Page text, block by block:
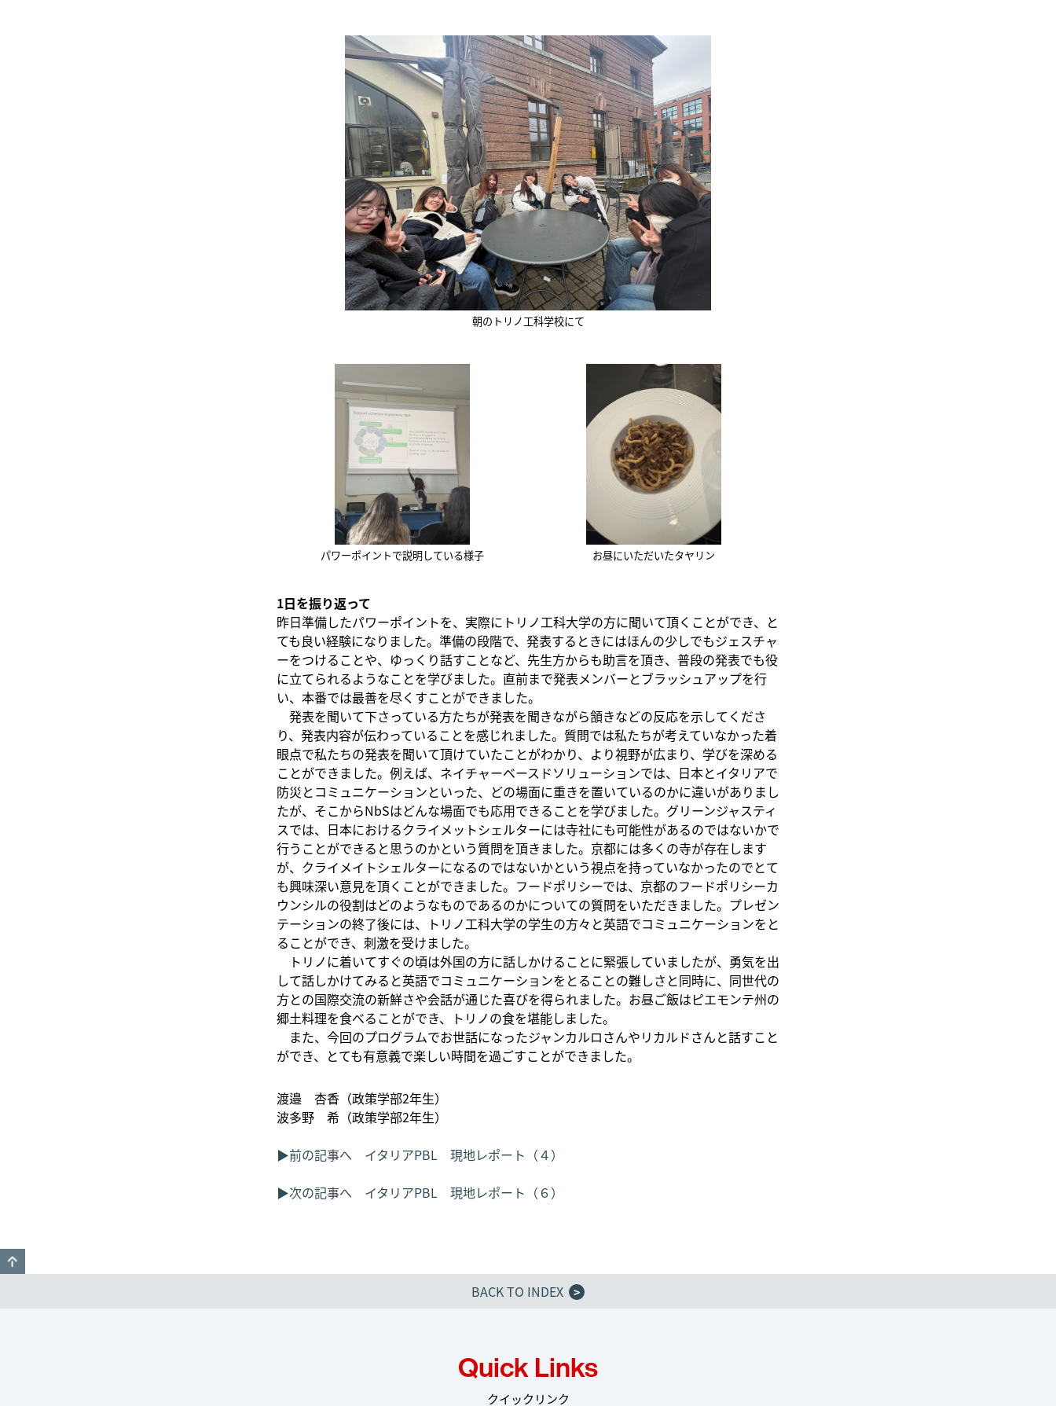
朝のトリノ工科学校にて
パワーポイントで説明している様子 お昼にいただいたタヤリン
1日を振り返って
昨日準備したパワーポイントを、実際にトリノ工科大学の方に聞いて頂くことができ、と
ても良い経験になりました。準備の段階で、発表するときにはほんの少しでもジェスチャ
ーをつけることや、ゆっくり話すことなど、先生方からも助言を頂き、普段の発表でも役
に立てられるようなことを学びました。直前まで発表メンバーとブラッシュアップを行
い、本番では最善を尽くすことができました。
発表を聞いて下さっている方たちが発表を聞きながら頷きなどの反応を示してくださ
り、発表内容が伝わっていることを感じれました。質問では私たちが考えていなかった着
眼点で私たちの発表を聞いて頂けていたことがわかり、より視野が広まり、学びを深める
ことができました。例えば、ネイチャーベースドソリューションでは、日本とイタリアで
防災とコミュニケーションといった、どの場面に重きを置いているのかに違いがありまし
たが、そこからNbSはどんな場面でも応用できることを学びました。グリーンジャスティ
スでは、日本におけるクライメットシェルターには寺社にも可能性があるのではないかで
行うことができると思うのかという質問を頂きました。京都には多くの寺が存在します
が、クライメイトシェルターになるのではないかという視点を持っていなかったのでとて
も興味深い意見を頂くことができました。フードポリシーでは、京都のフードポリシーカ
ウンシルの役割はどのようなものであるのかについての質問をいただきました。プレゼン
テーションの終了後には、トリノ工科大学の学生の方々と英語でコミュニケーションをと
ることができ、刺激を受けました。
トリノに着いてすぐの頃は外国の方に話しかけることに緊張していましたが、勇気を出
して話しかけてみると英語でコミュニケーションをとることの難しさと同時に、同世代の
方との国際交流の新鮮さや会話が通じた喜びを得られました。お昼ご飯はピエモンテ州の
郷土料理を食べることができ、トリノの食を堪能しました。
また、今回のプログラムでお世話になったジャンカルロさんやリカルドさんと話すこと
ができ、とても有意義で楽しい時間を過ごすことができました。
渡邉 杏香（政策学部2年生）
波多野 希（政策学部2年生）
▶前の記事へ イタリアPBL 現地レポート（４）
▶次の記事へ イタリアPBL 現地レポート（６）
BACK TO INDEX
>
Quick Links
クイックリンク